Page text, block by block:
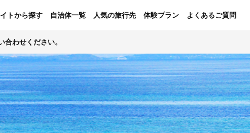
トから探す 自治体一覧 人気の旅行先 体験プラン よくあるご質問
わせください。